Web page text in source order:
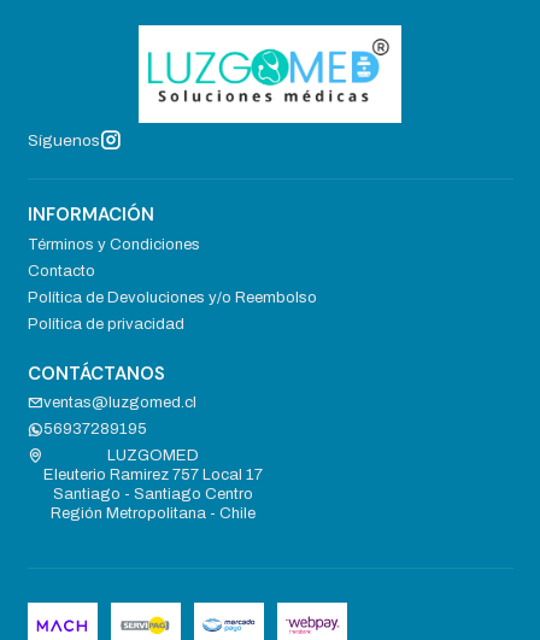
Síguenos
INFORMACIÓN
Términos y Condiciones
Contacto
Política de Devoluciones y/o Reembolso
Política de privacidad
CONTÁCTANOS
ventas@luzgomed.cl
56937289195
LUZGOMED
Eleuterio Ramirez 757 Local 17
Santiago - Santiago Centro
Región Metropolitana - Chile